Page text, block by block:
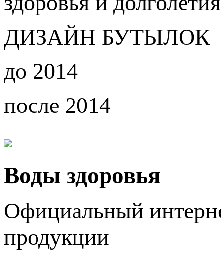
ДИЗАЙН БУТЫЛОК
до 2014
после 2014
Воды здоровья
Официальный
продукции